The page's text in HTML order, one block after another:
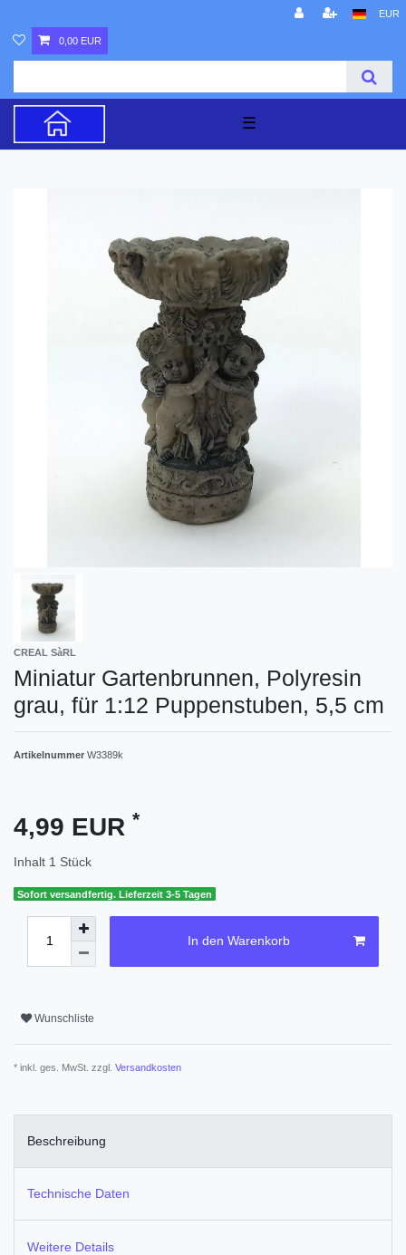
EUR
0,00 EUR
☰
CREAL SàRL
Miniatur Gartenbrunnen, Polyresin
grau, für 1:12 Puppenstuben, 5,5 cm
Artikelnummer W3389k
4,99 EUR *
Inhalt 1 Stück
Sofort versandfertig. Lieferzeit 3-5 Tagen
In den Warenkorb
Wunschliste
* inkl. ges. MwSt. zzgl. Versandkosten
Beschreibung
Technische Daten
Weitere Details